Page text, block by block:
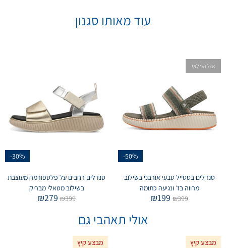
עוד מאותו סגנון
-50%
אזל המלאי
סנדלים בסטייל טבעי אורבני בשילוב
מרווה בז׳ ונגיעה כתומה
₪399
₪199
-30%
סנדלים רחבים על פלטפורמה מעוצבת
בשילוב מטאלי מבריק
₪399
₪279
אולי תאהבי גם
מבצע קיץ מבצע קיץ
אזל המלאי